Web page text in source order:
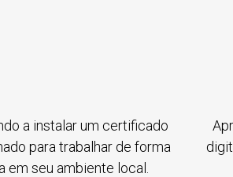
a instalar um certificado
para trabalhar de forma
em seu ambiente local.